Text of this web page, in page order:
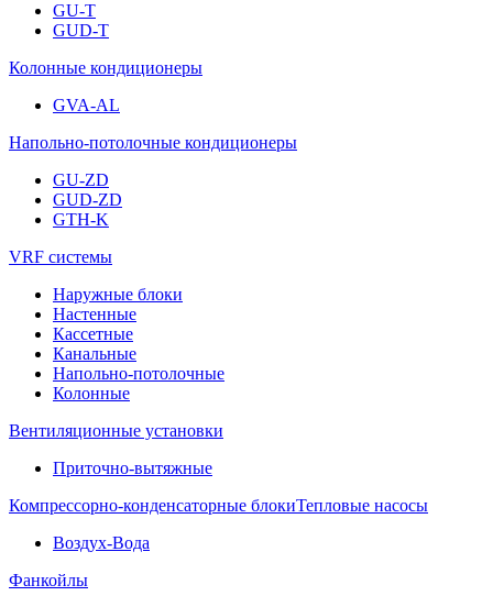
GU-T
GUD-T
Колонные кондиционеры
GVA-AL
Напольно-потолочные кондиционеры
GU-ZD
GUD-ZD
GTH-K
VRF системы
Наружные блоки
Настенные
Кассетные
Канальные
Напольно-потолочные
Колонные
Вентиляционные установки
Приточно-вытяжные
Компрессорно-конденсаторные блокиТепловые насосы
Воздух-Вода
Фанкойлы